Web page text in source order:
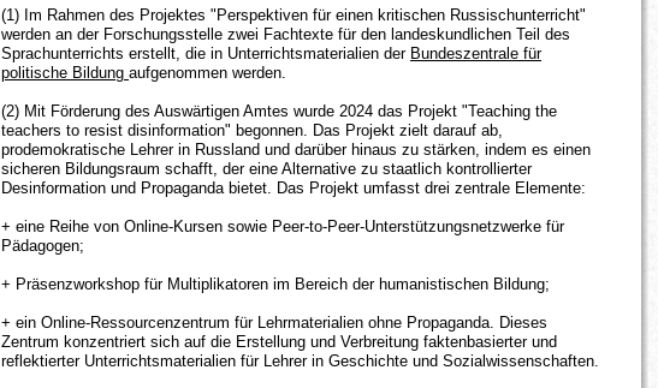
(1) Im Rahmen des Projektes "Perspektiven für einen kritischen Russischunterricht"
werden an der Forschungsstelle zwei Fachtexte für den landeskundlichen Teil des
Sprachunterrichts erstellt, die in Unterrichtsmaterialien der Bundeszentrale für
politische Bildung aufgenommen werden.
(2) Mit Förderung des Auswärtigen Amtes wurde 2024 das Projekt "Teaching the
teachers to resist disinformation" begonnen. Das Projekt zielt darauf ab,
prodemokratische Lehrer in Russland und darüber hinaus zu stärken, indem es einen
sicheren Bildungsraum schafft, der eine Alternative zu staatlich kontrollierter
Desinformation und Propaganda bietet. Das Projekt umfasst drei zentrale Elemente:
+ eine Reihe von Online-Kursen sowie Peer-to-Peer-Unterstützungsnetzwerke für
Pädagogen;
+ Präsenzworkshop für Multiplikatoren im Bereich der humanistischen Bildung;
+ ein Online-Ressourcenzentrum für Lehrmaterialien ohne Propaganda. Dieses
Zentrum konzentriert sich auf die Erstellung und Verbreitung faktenbasierter und
reflektierter Unterrichtsmaterialien für Lehrer in Geschichte und Sozialwissenschaften.